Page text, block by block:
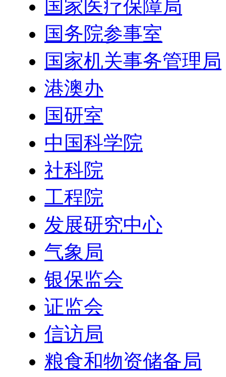
国家医疗保障局
国务院参事室
国家机关事务管理局
港澳办
国研室
中国科学院
社科院
工程院
发展研究中心
气象局
银保监会
证监会
信访局
粮食和物资储备局